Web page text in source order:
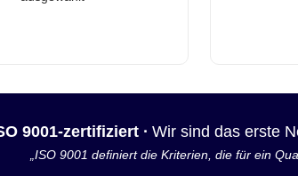
9001-zertifiziert · Wir sind das erste
„ISO 9001 definiert die Kriterien, die für ein